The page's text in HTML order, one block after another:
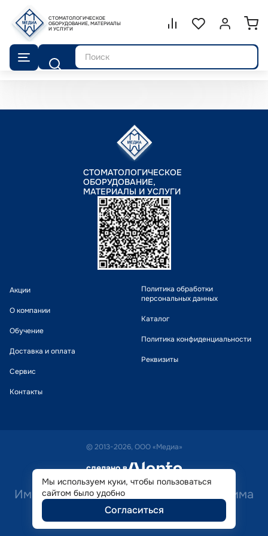
СТОМАТОЛОГИЧЕСКОЕ
ОБОРУДОВАНИЕ, МАТЕРИАЛЫ
И УСЛУГИ
Сравнение.
СписокВойти или
Поиск
СТОМАТОЛОГИЧЕСКОЕ
ОБОРУДОВАНИЕ,
МАТЕРИАЛЫ И УСЛУГИ
Акции
О компании
Обучение
Доставка и оплата
Сервис
Контакты
Политика обработки
персональных данных
Каталог
Политика конфиденциальности
Реквизиты
© 2013-2026, ООО «Медиа»
сделано в alente
Имеются противопоказания. Необходима
консультация специалиста.
Мы используем куки, чтобы пользоваться
сайтом было удобно
Согласиться